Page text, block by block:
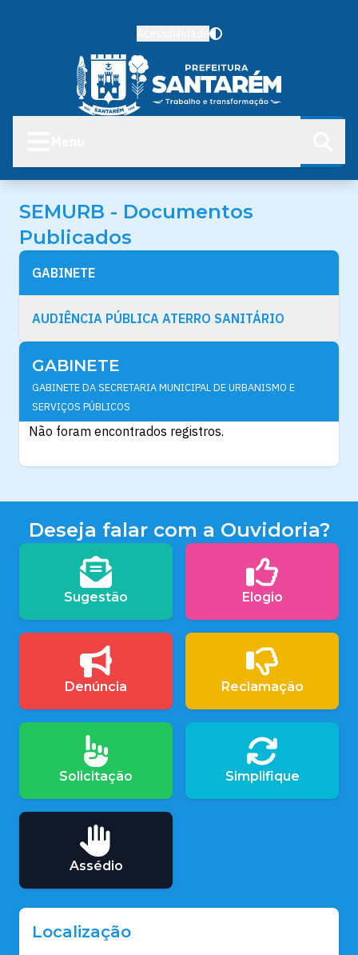
SEMURB - Documentos
Publicados
GABINETE
AUDIÊNCIA PÚBLICA ATERRO SANITÁRIO
GABINETE
GABINETE DA SECRETARIA MUNICIPAL DE URBANISMO E
SERVIÇOS PÚBLICOS
Não foram encontrados registros.
Deseja falar com a Ouvidoria?
Sugestão Elogio
Denúncia Reclamação
Solicitação Simplifique
Assédio
Localização